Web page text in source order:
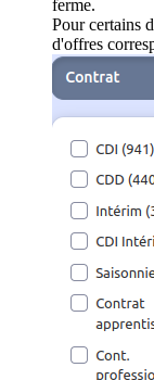
ferme.
Pour certains
d'offres